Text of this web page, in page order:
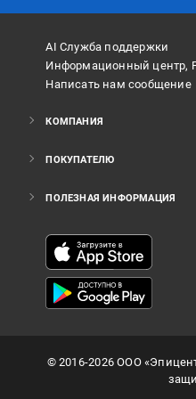
AI Служба поддержки
Информационный центр,
Написать нам сообщение
КОМПАНИЯ
ПОКУПАТЕЛЮ
ПОЛЕЗНАЯ ИНФОРМАЦИЯ
©2016-2026ООО